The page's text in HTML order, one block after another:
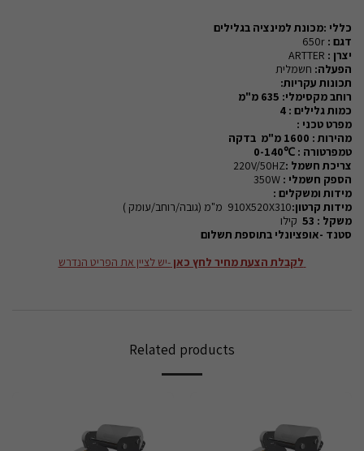
כללי :מכונת למינציה בגלילים
דגם :
יצרן :
הפעלה: חשמלית
תכונות עקריות:
רוחב מקסימלי: 635 מ"מ
כמות גלילים : 4
מפרט טכני :
מהירות : 1600 מ"מ בדקה
טמפרטורה : ℃
0-140
צריכת חשמל :220V/50HZ
הספק חשמלי :
מידות ומשקלים :
מידות קרטון:910X520X310 מ"מ (גובה/רוחב/עומק )
משקל : 53
קילו
סטנד -אופציונלי בתוספת תשלום
לקבלת הצעת מחיר לחץ כאן-יש לציין את הפריט הנדרש
Related products